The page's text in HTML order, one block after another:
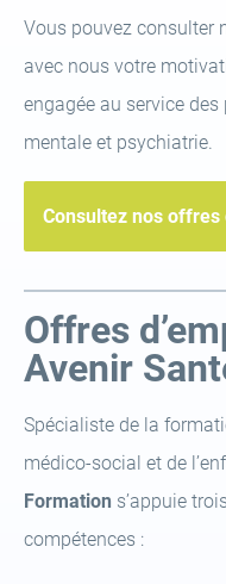
Vous pouvez consulter
avec nous votre
engagée au service
mentale et psychiatrie.
Consultez nos offres
Offres
Avenir
Spécialiste de la
médico-social et de
Formation s’appuie
compétences :